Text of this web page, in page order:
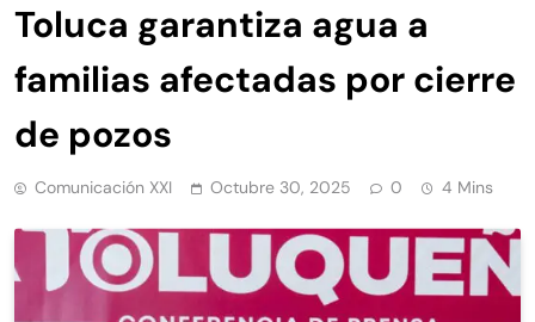
Toluca garantiza agua a
familias afectadas por cierre
de pozos
Comunicación XXI Octubre 30, 2025 0 4 Mins